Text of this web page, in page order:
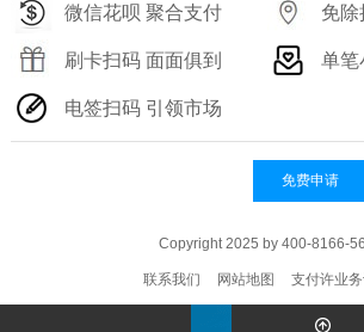
微信花呗 聚合支付 免除
刷卡扫码 面面俱到 单笔
电签扫码 引领市场
免费申请
Copyright 2025 by 400-8166-
联系我们 网站地图 支付许业